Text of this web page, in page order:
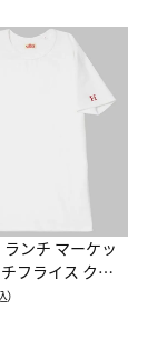
ンチ マーケッ
フライス クル
半袖Ｔシャツ
）